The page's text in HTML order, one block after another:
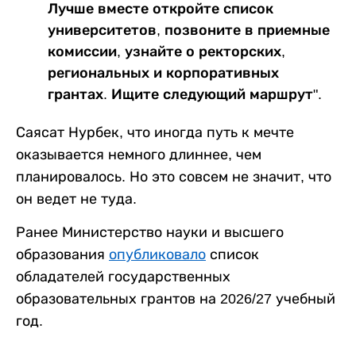
Лучше вместе откройте список
университетов, позвоните в приемные
комиссии, узнайте о ректорских,
региональных и корпоративных
грантах. Ищите следующий маршрут".
Саясат Нурбек, что иногда путь к мечте
оказывается немного длиннее, чем
планировалось. Но это совсем не значит, что
он ведет не туда.
Ранее Министерство науки и высшего
образования опубликовало список
обладателей государственных
образовательных грантов на 2026/27 учебный
год.